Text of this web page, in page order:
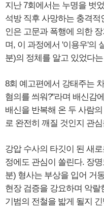
지난 7회에서는 누명을 벗
석방 직후 사망하는 충격
인은 고문과 폭행에 의한
며, 이 과정에서 '이용우'의
분)의 정체를 알고 있었다
8회 예고편에서 강태주는
혐의를 씌워?"라며 배신감
배신을 반복해 온 두 사람
로 완전히 깨질 것인지 관
강압 수사의 타깃이 된 새
정에도 관심이 쏠린다. 장
분) 형사는 부상을 입어 거
현장 검증을 강요하며 악랄
기범의 전철을 밟게 될지